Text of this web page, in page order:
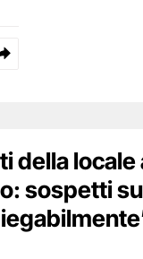
della locale
sospetti